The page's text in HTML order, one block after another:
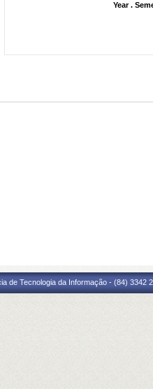
Year .
de Tecnologia da Informação - (84)